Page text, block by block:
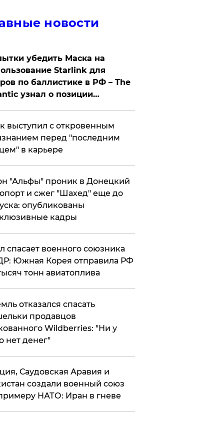
новости
убедить Маска на
Starlink для
по баллистике в РФ – The
узнал о позиции
выступил с откровенным
перед "последним
в карьере
"Альфы" проник в Донецкий
и сжег "Шахед" еще до
опубликованы
кадры
спасает военного союзника
Южная Корея отправила РФ
тонн авиатоплива
отказался спасать
продавцов
Wildberries: "Ни у
нет денег"
Саудовская Аравия и
создали военный союз
НАТО: Иран в гневе